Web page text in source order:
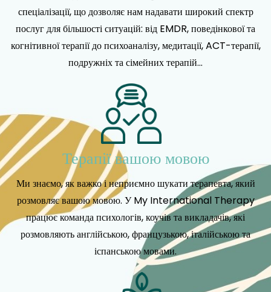
спеціалізації, що дозволяє нам надавати широкий спектр
послуг для більшості ситуацій: від EMDR, поведінкової та
когнітивної терапії до психоаналізу, медитації, ACT-терапії,
подружніх та сімейних терапій...
Терапії вашою мовою
Ми знаємо, як важко і неприємно шукати терапевта, який
розмовляє вашою мовою. У My International Therapy
працює команда психологів, коучів та викладачів, які
розмовляють англійською, французькою, італійською та
іспанською мовами.